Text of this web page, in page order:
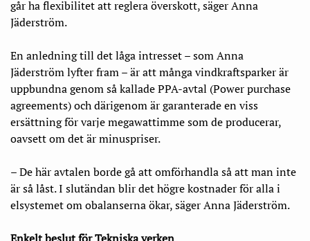
går ha flexibilitet att reglera överskott, säger Anna
Jäderström.
En anledning till det låga intresset – som Anna
Jäderström lyfter fram – är att många vindkraftsparker är
uppbundna genom så kallade PPA-avtal (Power purchase
agreements) och därigenom är garanterade en viss
ersättning för varje megawattimme som de producerar,
oavsett om det är minuspriser.
– De här avtalen borde gå att omförhandla så att man inte
är så låst. I slutändan blir det högre kostnader för alla i
elsystemet om obalanserna ökar, säger Anna Jäderström.